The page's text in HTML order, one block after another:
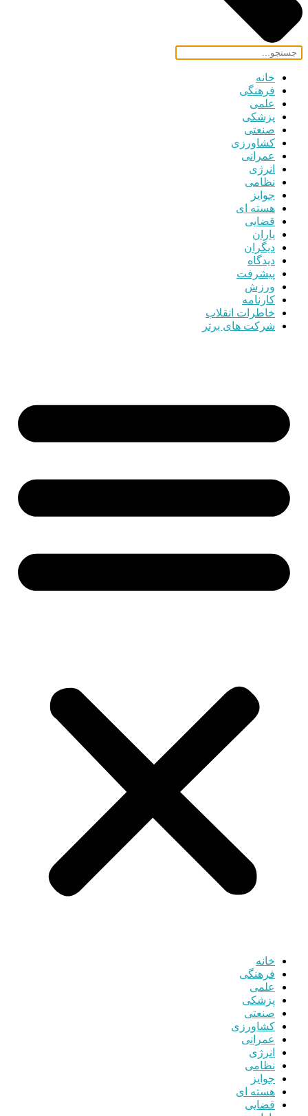
خانه
فرهنگی
علمی
پزشکی
صنعتی
کشاورزی
عمرانی
انرژی
نظامی
جوایز
هسته ای
قضایی
یاران
دیگران
دیدگاه
پیشرفت
ورزش
کارنامه
خاطرات انقلاب
شرکت های برتر
خانه
فرهنگی
علمی
پزشکی
صنعتی
کشاورزی
عمرانی
انرژی
نظامی
جوایز
هسته ای
قضایی